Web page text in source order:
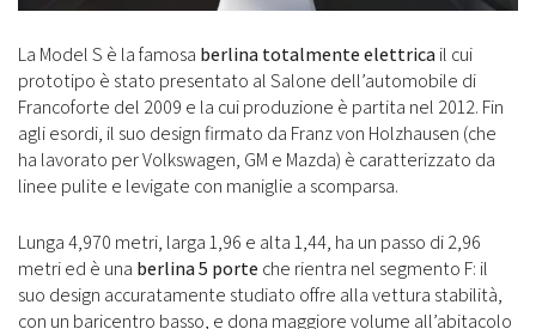
La Model S è la famosa berlina totalmente elettricail cui
prototipo è stato presentato al Salone dell’automobile di
Francoforte del 2009 e la cui produzione è partita nel 2012. Fin
agli esordi, il suo design firmato da Franz von Holzhausen (che
ha lavorato per Volkswagen, GM e Mazda) è caratterizzato da
linee pulite e levigate con maniglie a scomparsa.
Lunga 4,970 metri, larga 1,96 e alta 1,44, ha un passo di 2,96
metri ed è una berlina 5 porteche rientra nel segmento F: il
suo design accuratamente studiato offre alla vettura stabilità,
con un baricentro basso, e dona maggiore volume all’abitacolo